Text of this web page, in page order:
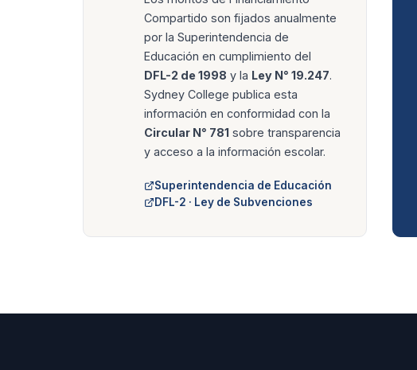
Compartido son fijados anualmente
por la Superintendencia de
Educación en cumplimiento del
DFL-2 de 1998 y la Ley N° 19.247.
Sydney College publica esta
información en conformidad con la
Circular N° 781 sobre transparencia
y acceso a la información escolar.
Superintendencia de Educación
DFL-2 · Ley de Subvenciones